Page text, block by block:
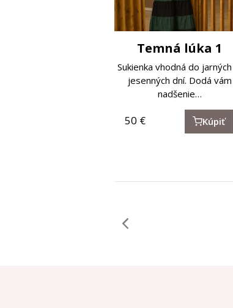
Temná lúka 1
Sukienka vhodná do
jesenných dní. Dodá vám
nadšenie…
50 € Kúpiť